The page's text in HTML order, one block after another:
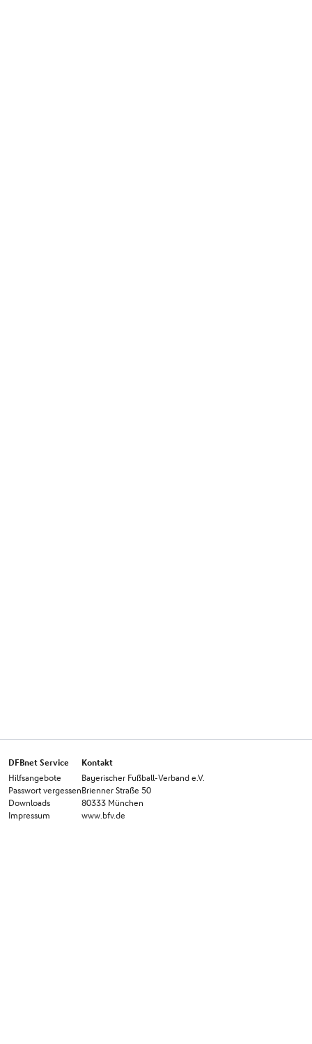
DFBnet Service
Hilfsangebote
Passwort vergessen
Downloads
Impressum
Kontakt
Bayerischer Fußball-Verband e.V.
Brienner Straße 50
80333 München
www.bfv.de